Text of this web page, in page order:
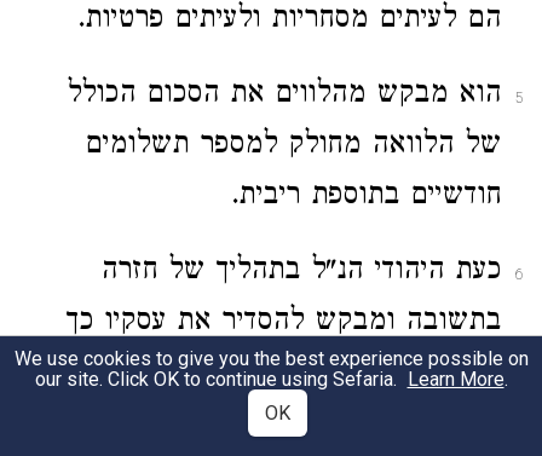
הם לעיתים מסחריות ולעיתים פרטיות.
5
הוא מבקש מהלווים את הסכום הכולל
של הלוואה מחולק למספר תשלומים
חודשיים בתוספת ריבית.
6
כעת היהודי הנ"ל בתהליך של חזרה
בתשובה ומבקש להסדיר את עסקיו כך
שיהיו על פי ההלכה.
We use cookies to give you the best experience possible on
our site. Click OK to continue using Sefaria. Learn More.
OK